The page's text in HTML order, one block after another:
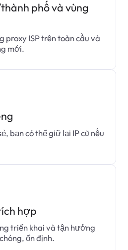
phố và vùng
proxy ISP trên toàn cầu và
mới.
bạn có thể giữ lại IP cũ nếu
hợp
triển khai và tận hưởng
ổn định.